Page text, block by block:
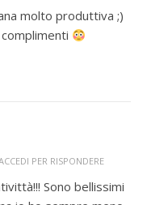
molto produttiva ;)
PER RISPONDERE
Sono bellissimi